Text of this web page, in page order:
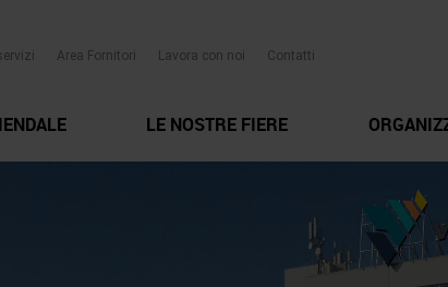
Area Fornitori Lavora con noi Contatti
LE NOSTRE FIERE